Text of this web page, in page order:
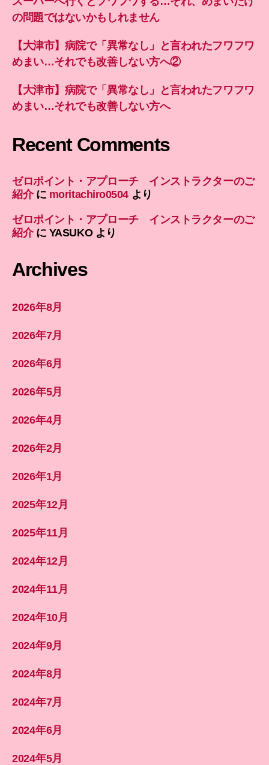
の問題ではないかもしれません
【大津市】病院で「異常なし」と言われたフワフワ
めまい…それでも改善しない方へ②
【大津市】病院で「異常なし」と言われたフワフワ
めまい…それでも改善しない方へ
Recent Comments
ゼロポイント・アプローチ インストラクターのご
紹介に moritachiro0504 より
ゼロポイント・アプローチ インストラクターのご
紹介に YASUKOより
Archives
2026年8月
2026年7月
2026年6月
2026年5月
2026年4月
2026年2月
2026年1月
2025年12月
2025年11月
2024年12月
2024年11月
2024年10月
2024年9月
2024年8月
2024年7月
2024年6月
2024年5月